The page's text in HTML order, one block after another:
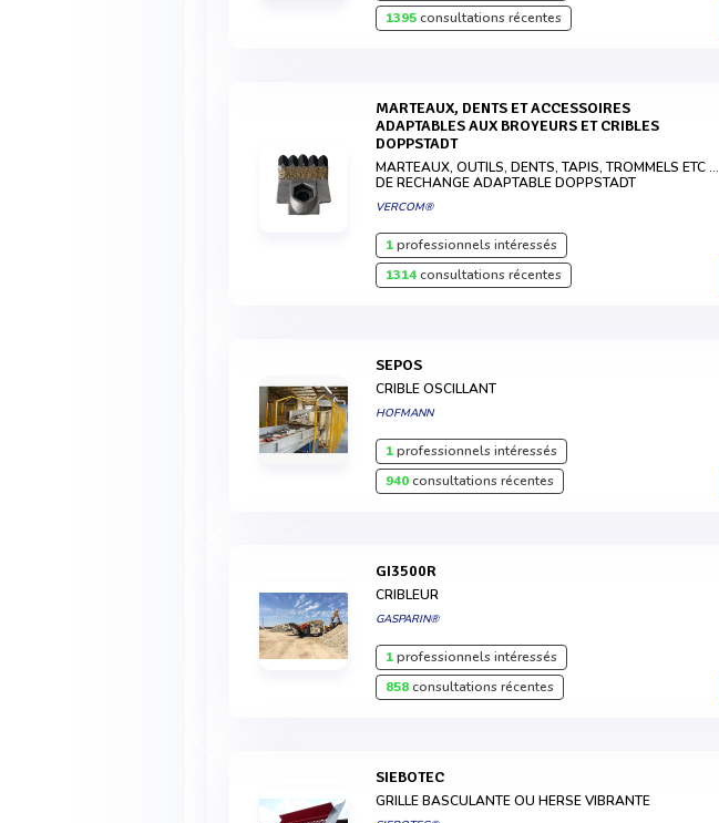
1395consultations récentes
MARTEAUX, DENTS ET ACCESSOIRES
ADAPTABLES AUX BROYEURS ET CRIBLES
DOPPSTADT
MARTEAUX, OUTILS, DENTS, TAPIS, TROMMELS ETC ...
DE RECHANGE ADAPTABLE DOPPSTADT
VERCOM®
1professionnels intéressés
1314consultations récentes
SEPOS
CRIBLE OSCILLANT
HOFMANN
1professionnels intéressés
940consultations récentes
GI3500R
CRIBLEUR
GASPARIN®
1professionnels intéressés
858consultations récentes
SIEBOTEC
GRILLE BASCULANTE OU HERSE VIBRANTE